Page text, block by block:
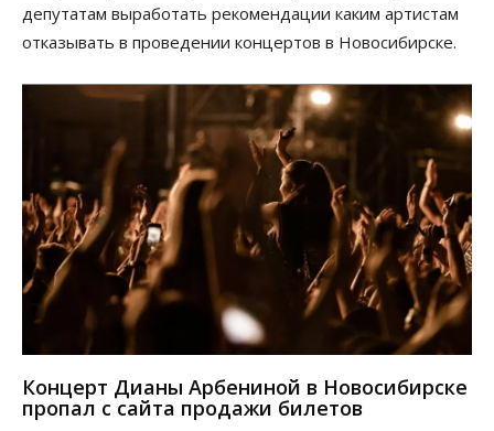
депутатам выработать рекомендации каким артистам
отказывать в проведении концертов в Новосибирске.
Концерт Дианы Арбениной в Новосибирске
пропал с сайта продажи билетов